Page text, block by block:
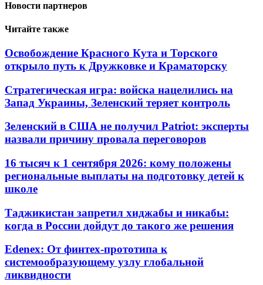
Новости партнеров
Читайте также
Освобождение Красного Кута и Торского
открыло путь к Дружковке и Краматорску
Стратегическая игра: войска нацелились на
Запад Украины, Зеленский теряет контроль
Зеленский в США не получил Patriot: эксперты
назвали причину провала переговоров
16 тысяч к 1 сентября 2026: кому положены
региональные выплаты на подготовку детей к
школе
Таджикистан запретил хиджабы и никабы:
когда в России дойдут до такого же решения
Edenex: От финтех-прототипа к
системообразующему узлу глобальной
ликвидности